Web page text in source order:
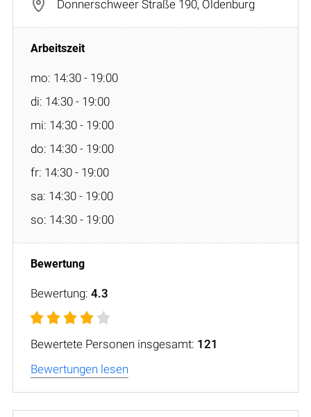
Donnerschweer Straße 190, Oldenburg
mo: 14:30 - 19:00
di: 14:30 - 19:00
mi: 14:30 - 19:00
do: 14:30 - 19:00
fr: 14:30 - 19:00
sa: 14:30 - 19:00
so: 14:30 - 19:00
Bewertung: 4.3
Bewertete Personen insgesamt: 121
Bewertungen lesen